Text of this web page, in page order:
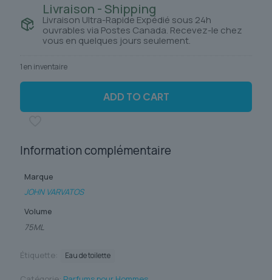
Livraison - Shipping
Livraison Ultra-Rapide Expédié sous 24h
ouvrables via Postes Canada. Recevez-le chez
vous en quelques jours seulement.
1 en inventaire
ADD TO CART
Information complémentaire
Marque
JOHN VARVATOS
Volume
75ML
Étiquette: Eau de toilette